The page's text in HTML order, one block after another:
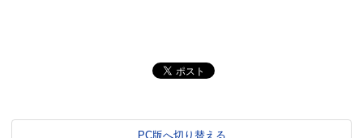
PC版へ切り替える